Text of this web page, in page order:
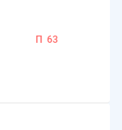
П 63